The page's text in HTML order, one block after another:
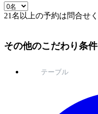
21名以上の予約は問合せ
その他のこだわり条件
テーブル